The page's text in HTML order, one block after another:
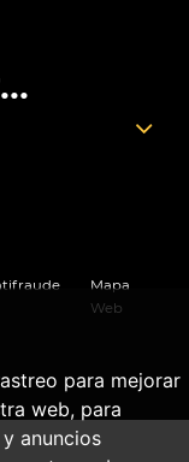
para mejorar
web, para
anuncios
Mapa
Web